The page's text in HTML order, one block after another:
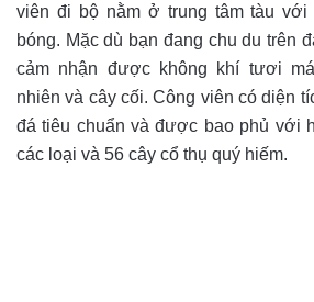
viên đi bộ nằm ở trung tâm tàu với
bóng. Mặc dù bạn đang chu du trên
cảm nhận được không khí tươi
nhiên và cây cối. Công viên có diện
đá tiêu chuẩn và được bao phủ với
các loại và 56 cây cổ thụ quý hiếm.